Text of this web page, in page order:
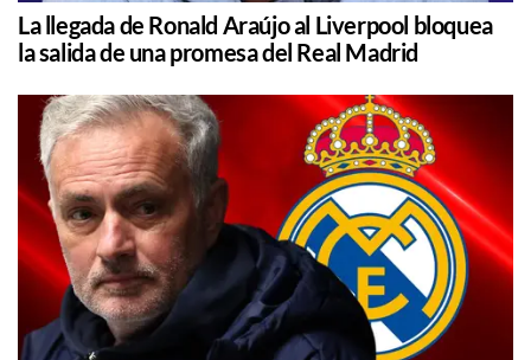
La llegada de Ronald Araújo al Liverpool bloquea
la salida de una promesa del Real Madrid